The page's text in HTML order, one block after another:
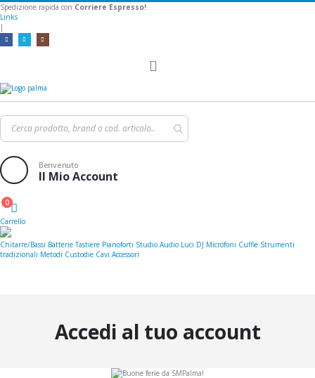
Spedizione rapida con Corriere Espresso!
Links
|
Benvenuto
Il Mio Account
Cart
0
Carrello
Chitarre/Bassi Batterie Tastiere Pianoforti Studio Audio Luci DJ Microfoni Cuffie Strumenti
tradizionali Metodi Custodie Cavi Accessori
Accedi al tuo account